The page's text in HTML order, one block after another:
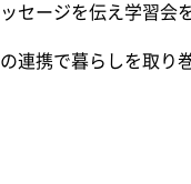
セージを伝え学習会
連携で暮らしを取り